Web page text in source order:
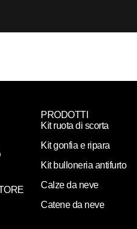
PRODOTTI
Kit ruota di scorta
Kit gonfia e ripara
Kit bulloneria antifurto
Calze da neve
Catene da neve